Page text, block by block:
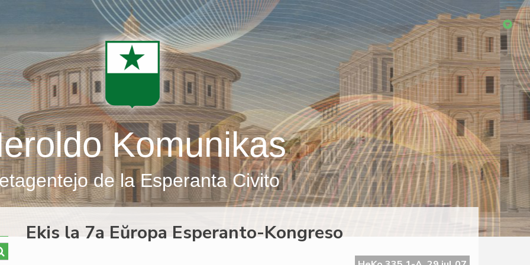
Komunikas
de la Esperanta Civito
Ekis la 7a Eŭropa Esperanto-Kongreso